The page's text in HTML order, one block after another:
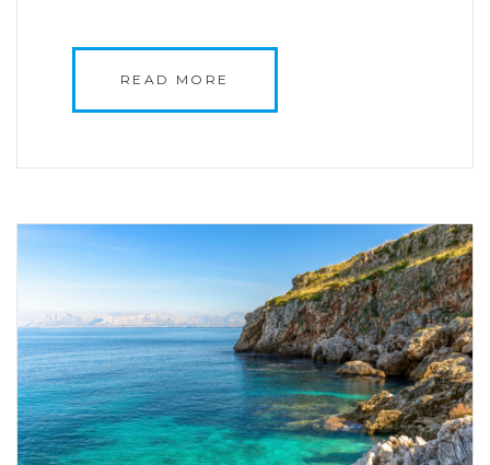
READ MORE